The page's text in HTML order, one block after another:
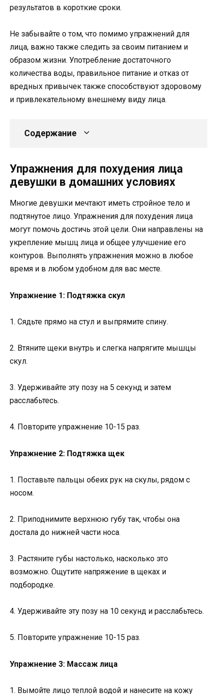
результатов в короткие сроки.
Не забывайте о том, что помимо упражнений для
лица, важно также следить за своим питанием и
образом жизни. Употребление достаточного
количества воды, правильное питание и отказ от
вредных привычек также способствуют здоровому
и привлекательному внешнему виду лица.
Содержание
Упражнения для похудения лица
девушки в домашних условиях
Многие девушки мечтают иметь стройное тело и
подтянутое лицо. Упражнения для похудения лица
могут помочь достичь этой цели. Они направлены на
укрепление мышц лица и общее улучшение его
контуров. Выполнять упражнения можно в любое
время и в любом удобном для вас месте.
Упражнение 1: Подтяжка скул
1. Сядьте прямо на стул и выпрямите спину.
2. Втяните щеки внутрь и слегка напрягите мышцы
скул.
3. Удерживайте эту позу на 5 секунд и затем
расслабьтесь.
4. Повторите упражнение 10-15 раз.
Упражнение 2: Подтяжка щек
1. Поставьте пальцы обеих рук на скулы, рядом с
носом.
2. Приподнимите верхнюю губу так, чтобы она
достала до нижней части носа.
3. Растяните губы настолько, насколько это
возможно. Ощутите напряжение в щеках и
подбородке.
4. Удерживайте эту позу на 10 секунд и расслабьтесь.
5. Повторите упражнение 10-15 раз.
Упражнение 3: Массаж лица
1. Вымойте лицо теплой водой и нанесите на кожу